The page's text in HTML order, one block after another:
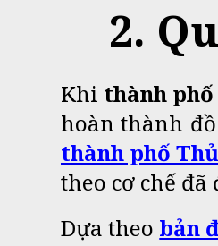
2.
Khi thành
hoàn thành
thành phố
theo cơ chế đã
Dựa theo bản